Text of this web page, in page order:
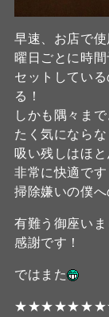
早速、お店で使
曜日ごとに時
セットしてい
る！
しかも隅々ま
たく気にならな
吸い残しはほと
非常に快適です
掃除嫌いの僕
有難う御座いま
感謝です！
ではまた